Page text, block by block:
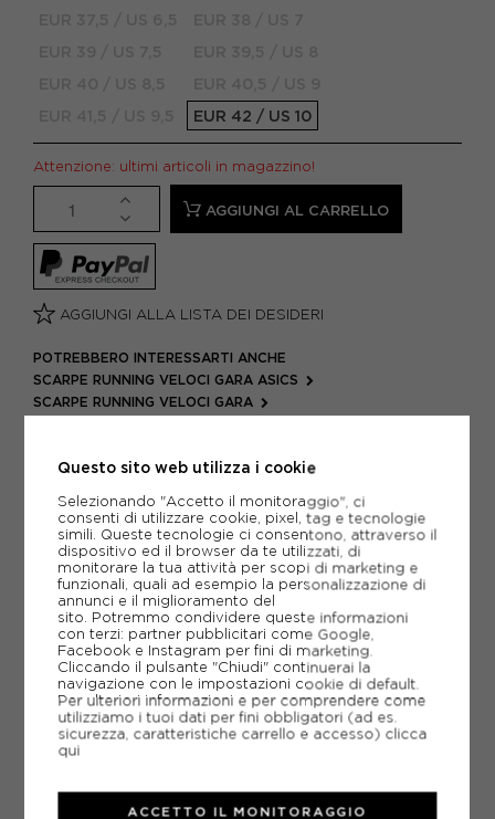
EUR 42 / US 10
Attenzione: ultimi articoli in magazzino!
AGGIUNGI AL CARRELLO
AGGIUNGI ALLA LISTA DEI DESIDERI
POTREBBERO INTERESSARTI ANCHE
SCARPE RUNNING VELOCI GARA ASICS
SCARPE RUNNING VELOCI GARA
METODI DI PAGAMENTO
PIÙ INFORMAZIONI
SCHEDA TECNICA
GUIDA ALLE TAGLIE
DOMANDE FREQUENTI
Come ordinare la taglia giusta?
Questo sito web utilizza i cookie
Selezionando "Accetto il monitoraggio", ci
consenti di utilizzare cookie, pixel, tag e tecnologie
simili. Queste tecnologie ci consentono, attraverso il
dispositivo ed il browser da te utilizzati, di
monitorare la tua attività per scopi di marketing e
funzionali, quali ad esempio la personalizzazione di
annunci e il miglioramento del
sito. Potremmo condividere queste informazioni
con terzi: partner pubblicitari come Google,
Facebook e Instagram per fini di marketing.
Cliccando il pulsante "Chiudi" continuerai la
navigazione con le impostazioni cookie di default.
Per ulteriori informazioni e per comprendere come
utilizziamo i tuoi dati per fini obbligatori (ad es.
sicurezza, caratteristiche carrello e accesso) clicca
qui
ACCETTO IL MONITORAGGIO